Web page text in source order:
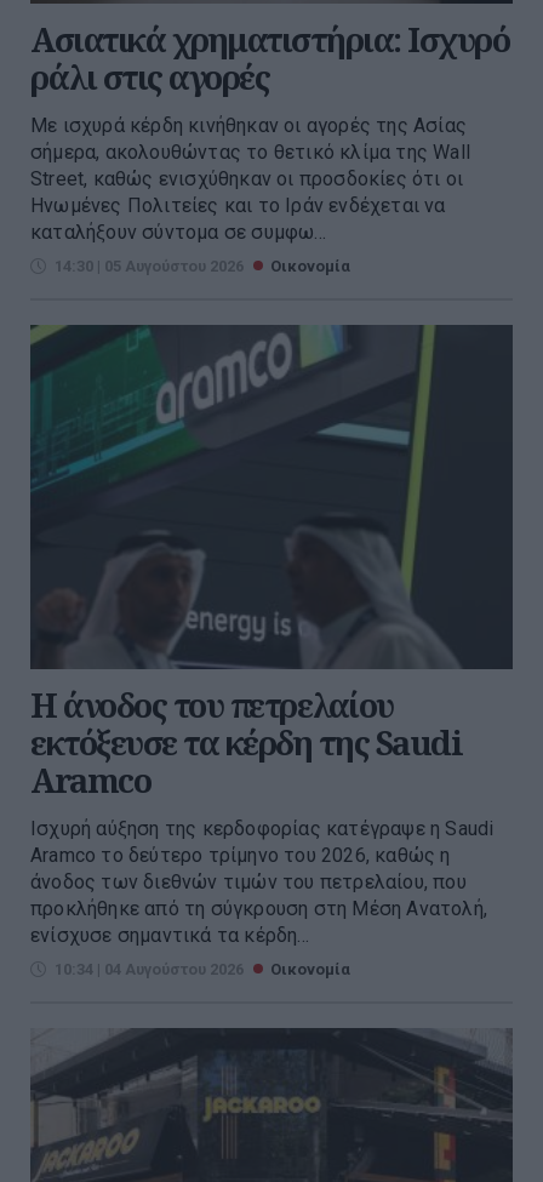
Ασιατικά χρηματιστήρια: Ισχυρό
ράλι στις αγορές
Με ισχυρά κέρδη κινήθηκαν οι αγορές της Ασίας
σήμερα, ακολουθώντας το θετικό κλίμα της Wall
Street, καθώς ενισχύθηκαν οι προσδοκίες ότι οι
Ηνωμένες Πολιτείες και το Ιράν ενδέχεται να
καταλήξουν σύντομα σε συμφω...
14:30 | 05 Αυγούστου 2026 Οικονομία
Η άνοδος του πετρελαίου
εκτόξευσε τα κέρδη της Saudi
Aramco
Ισχυρή αύξηση της κερδοφορίας κατέγραψε η Saudi
Aramco το δεύτερο τρίμηνο του 2026, καθώς η
άνοδος των διεθνών τιμών του πετρελαίου, που
προκλήθηκε από τη σύγκρουση στη Μέση Ανατολή,
ενίσχυσε σημαντικά τα κέρδη...
10:34 | 04 Αυγούστου 2026 Οικονομία